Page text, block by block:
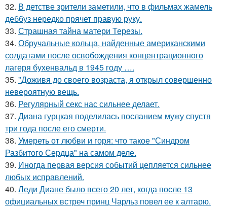
32. В детстве зрители заметили, что в фильмах жамель
деббуз нередко прячет правую руку.
33. Страшная тайна матери Терезы.
34. Обручальные кольца, найденные американскими
солдатами после освобождения концентрационного
лагеря бухенвальд в 1945 году ….
35. "Доживя до своего возpаста, я открыл совершенно
невероятную вещь.
36. Регулярный секс нас сильнее делает.
37. Диана гурцкая поделилась посланием мужу спустя
три года после его смерти.
38. Умереть от любви и горя: что такое "Синдром
Разбитого Сердца" на самом деле.
39. Иногда первая версия событий цепляется сильнее
любых исправлений.
40. Леди Диане было всего 20 лет, когда после 13
официальных встреч принц Чарльз повел ее к алтарю.